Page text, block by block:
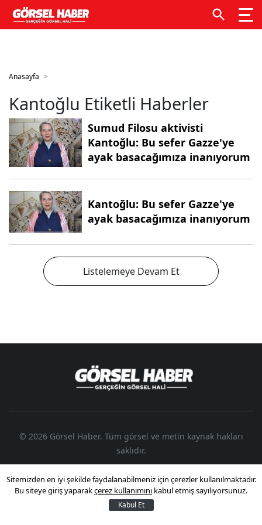
GTM kodunuzu buraya ekleyin
GTM kodunuzu buraya
ekleyin
Anasayfa
Kantoğlu Etiketli Haberler
Sumud Filosu aktivisti
Kantoğlu: Bu sefer Gazze'ye
ayak basacağımıza inanıyorum
Kantoğlu: Bu sefer Gazze'ye
ayak basacağımıza inanıyorum
Listelemeye Devam Et
Sitemizden en iyi şekilde faydalanabilmeniz için çerezler kullanılmaktadır.
Bu siteye giriş yaparakçerez kullanımını kabul etmiş sayılıyorsunuz.
Kabul Et
© 2026 Görsel Haber. Tüm görsel ve metin kaynak hakları
saklıdır.